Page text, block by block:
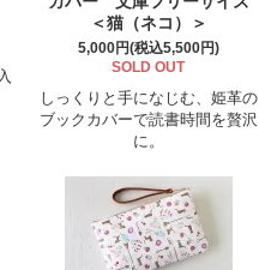
＜猫（ネコ）＞
5,000円(税込5,500円)
SOLD OUT
しっくりと手になじむ、姫革の
ブックカバーで読書時間を贅沢
に。